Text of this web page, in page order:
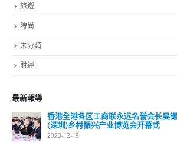
旅遊
時尚
未分類
財經
最新報導
香港全港各区工商联永远名誉会长吴
(深圳)乡村振兴产业博览会开幕式
2023-12-18